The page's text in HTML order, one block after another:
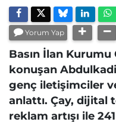
Yorum Yap
Basın İlan Kurumu
konuşan
genç iletişimciler
anlattı. Çay, dijital
reklam artışı ile